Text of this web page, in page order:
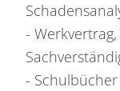
- Werkvertrag,
-